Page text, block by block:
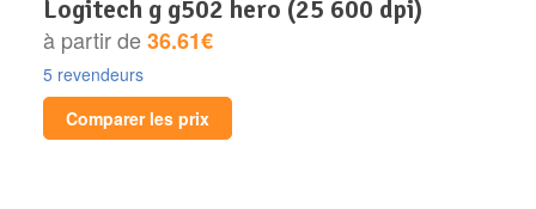
logitech g g502 hero (25 600 dpi)
à partir de36.61€
5 revendeurs
Comparer les prix